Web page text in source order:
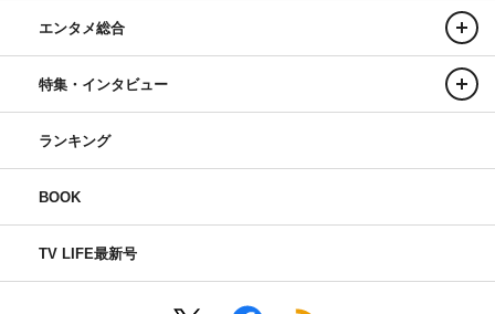
エンタメ総合
特集・インタビュー
ランキング
BOOK
TV LIFE最新号